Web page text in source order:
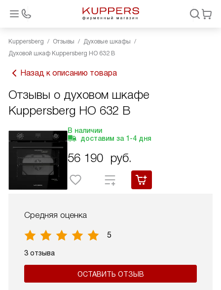
Kuppersberg Отзывы
Духовые шкафы
Духовой шкаф Kuppersberg HO 632 B
Назад к описанию товара
Отзывы о духовом шкафе
Kuppersberg HO 632 B
В наличии
доставим за 1-4 дня
56 190 руб.
Средняя оценка
5
3 отзыва
ОСТАВИТЬ ОТЗЫВ